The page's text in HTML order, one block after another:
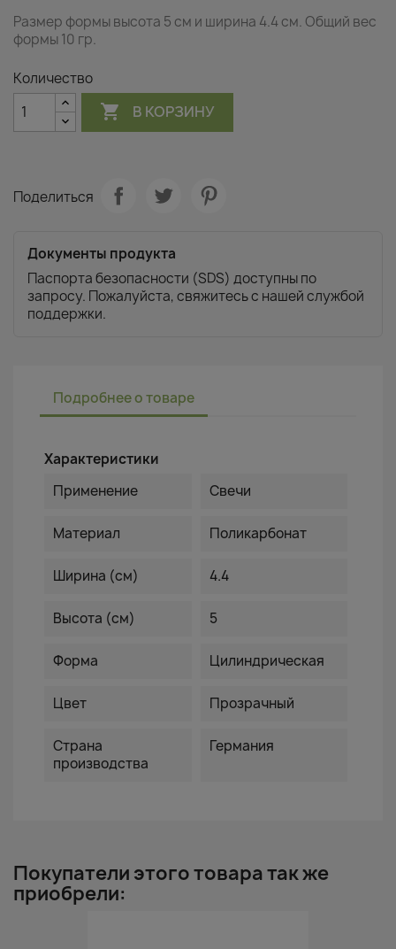
Размер формы высота 5 см и ширина 4.4 см. Общий вес
формы 10 гр.
Количество
 В КОРЗИНУ
Поделиться
Документы продукта
Паспорта безопасности (SDS) доступны по
запросу. Пожалуйста, свяжитесь с нашей службой
поддержки.
Подробнее о товаре
Характеристики
Применение
Свечи
Материал Поликарбонат
Ширина (см) 4.4
Высота (см) 5
Форма Цилиндрическая
Цвет Прозрачный
Страна
производства
Германия
Покупатели этого товара так же
приобрели: